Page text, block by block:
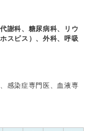
謝科、糖尿病科、リウ
スピス）、外科、呼吸
感染症専門医、血液専